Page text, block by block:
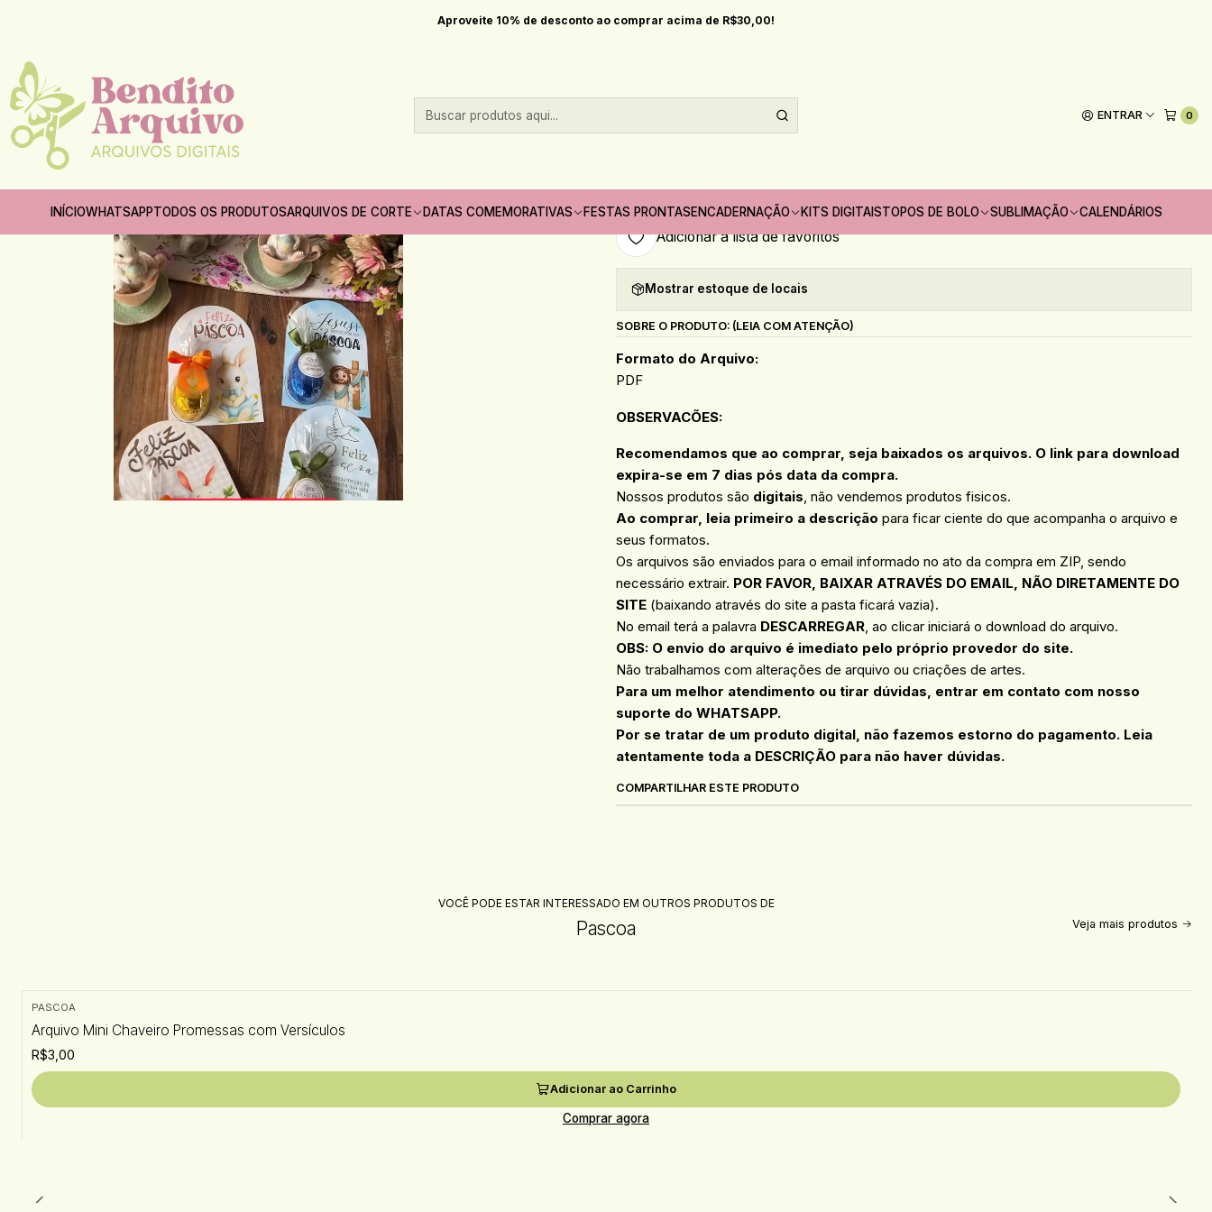
ENTRAR 0
INÍCIOWHATSAPPTODOS OS PRODUTOSARQUIVOS DE CORTE DATAS COMEMORATIVAS FESTAS PRONTASENCADERNAÇÃO KITS DIGITAISTOPOS DE BOLO SUBLIMAÇÃO CALENDÁRIOS
Aproveite 10% de desconto ao comprar acima de R$30,00!
Datas comemorativas Pascoa Arquivo Páscoa Card de Páscoa
Arquivo Páscoa Card de Páscoa
Adicionar à lista de favoritos
Mostrar estoque de locais
SOBRE O PRODUTO: (LEIA COM ATENÇÃO)
Formato do Arquivo:
PDF
OBSERVACÕES:
Recomendamos que ao comprar, seja baixados os arquivos. O link para download
expira-se em 7 dias pós data da compra.
Nossos produtos são digitais, não vendemos produtos fisicos.
Ao comprar, leia primeiro a descrição para ficar ciente do que acompanha o arquivo e
seus formatos.
Os arquivos são enviados para o email informado no ato da compra em ZIP, sendo
necessário extrair. POR FAVOR, BAIXAR ATRAVÉS DO EMAIL, NÃO DIRETAMENTE DO
SITE (baixando através do site a pasta ficará vazia).
No email terá a palavra DESCARREGAR, ao clicar iniciará o download do arquivo.
OBS: O envio do arquivo é imediato pelo próprio provedor do site.
Não trabalhamos com alterações de arquivo ou criações de artes.
Para um melhor atendimento ou tirar dúvidas, entrar em contato com nosso
suporte do WHATSAPP.
Por se tratar de um produto digital, não fazemos estorno do pagamento. Leia
atentamente toda a DESCRIÇÃO para não haver dúvidas.
COMPARTILHAR ESTE PRODUTO
VOCÊ PODE ESTAR INTERESSADO EM OUTROS PRODUTOS DE
Pascoa Veja mais produtos
PASCOA
Arquivo Mini Chaveiro Promessas com Versículos
R$3,00
Adicionar ao Carrinho
Comprar agora